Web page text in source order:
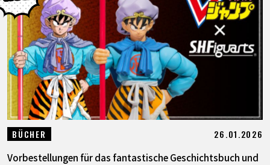
BÜCHER 26.01.2026
Vorbestellungen für das fantastische Geschichtsbuch und